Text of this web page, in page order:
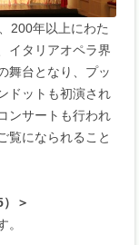
200年以上にわた
イタリアオペラ界
舞台となり、プッ
ドットも初演され
ンサートも行われ
覧になられること
＞